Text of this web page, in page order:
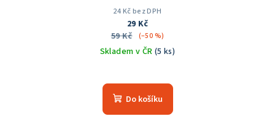
24 Kč bez DPH
29 Kč
59 Kč
(–50 %)
Skladem v ČR (5 ks)
Do košíku